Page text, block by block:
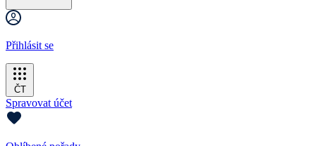
Přihlásit se
ČT
Spravovat účet